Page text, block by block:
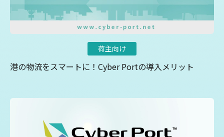
荷主向け
港の物流をスマートに！Cyber Portの導入メリット